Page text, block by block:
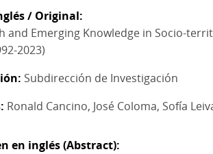
/ Original
and Emerging Knowledge in Socio-
2023)
Subdirección de Investigación
Ronald Cancino, José Coloma, Sofía
en inglés (Abstract)